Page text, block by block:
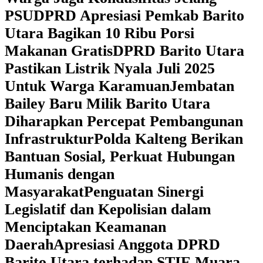
PSUDPRD Apresiasi Pemkab Barito
Utara Bagikan 10 Ribu Porsi
Makanan GratisDPRD Barito Utara
Pastikan Listrik Nyala Juli 2025
Untuk Warga KaramuanJembatan
Bailey Baru Milik Barito Utara
Diharapkan Percepat Pembangunan
InfrastrukturPolda Kalteng Berikan
Bantuan Sosial, Perkuat Hubungan
Humanis dengan
MasyarakatPenguatan Sinergi
Legislatif dan Kepolisian dalam
Menciptakan Keamanan
DaerahApresiasi Anggota DPRD